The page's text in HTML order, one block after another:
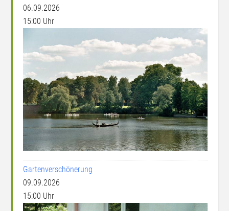
06.09.2026
15:00 Uhr
Gartenverschönerung
09.09.2026
15:00 Uhr